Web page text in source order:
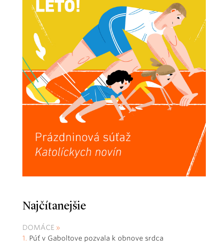
Najčítanejšie
DOMÁCE
Púť v Gaboltove pozvala k obnove srdca